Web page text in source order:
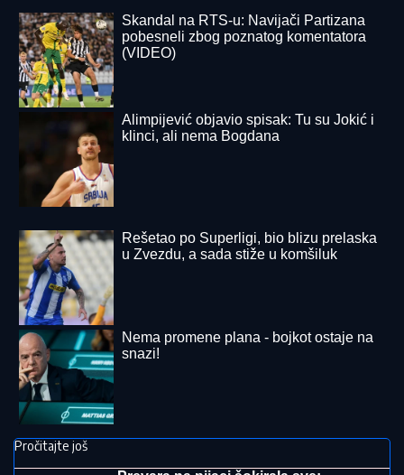
HRVATSKU: Počinje izgradnja mosta
koji će dva sremska sela spojiti sa
matičnom opštinom u Bačkoj
"PITANjE JE ŽIVOTA I SMRTI" Dejan Stanković
otvorio dušu pred naredne duele Zvezde
SPASOJEVIĆObeležio karijere
narodnih pevača, bez njega srpska
PROSLAVUEvo koja cifra je u pitanju -